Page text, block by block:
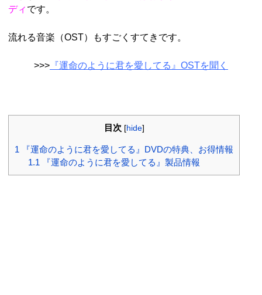
ディ です。
流れる音楽（OST）もすごくすてきです。
>>>『運命のように君を愛してる』OSTを聞く
目次 [hide]
1 『運命のように君を愛してる』DVDの特典、お得情報
1.1 『運命のように君を愛してる』製品情報